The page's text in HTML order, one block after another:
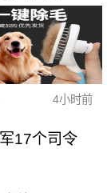
4小时前
17个司令